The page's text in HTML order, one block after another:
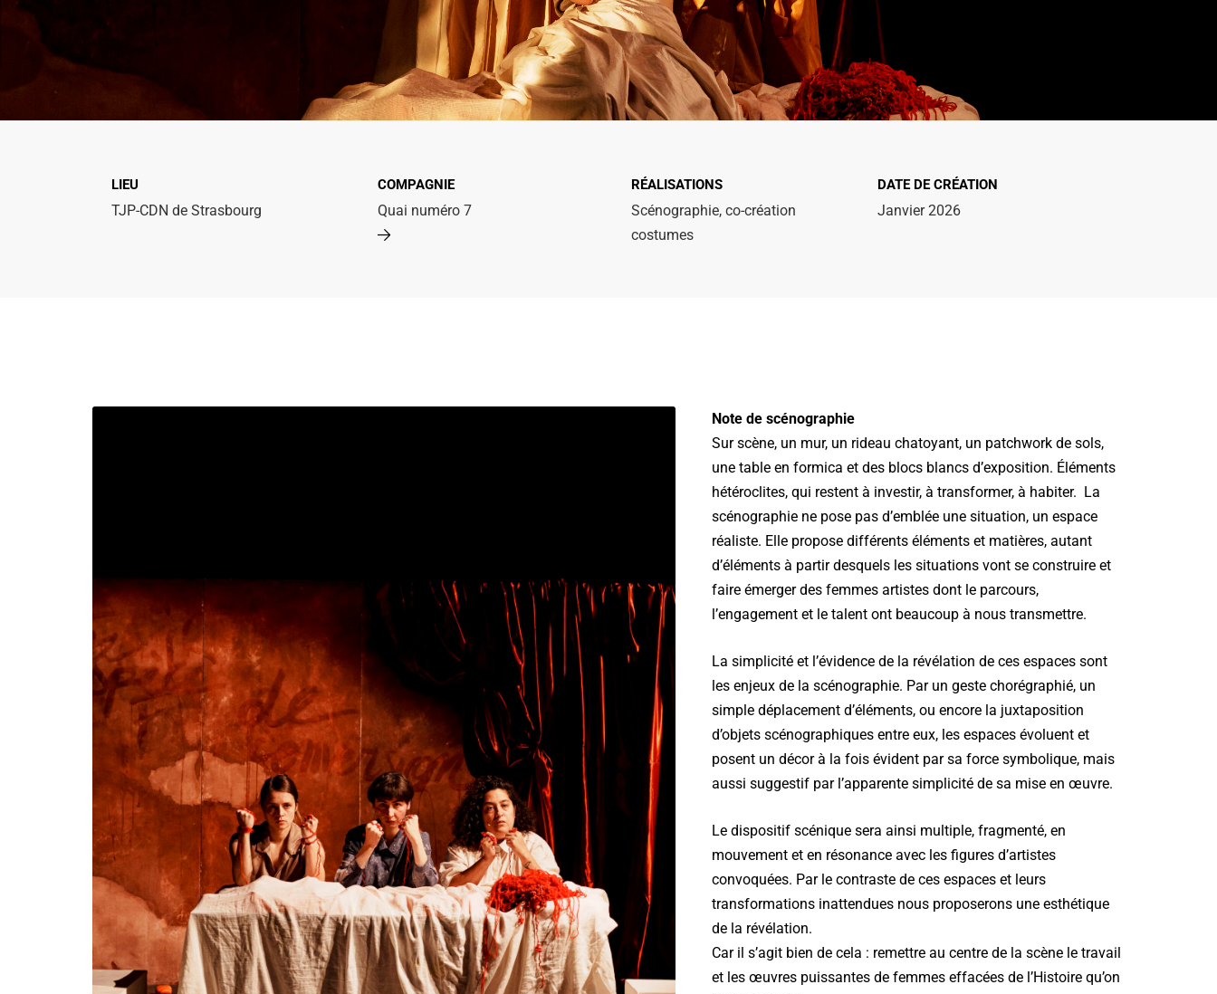
LIEU
TJP-CDN de Strasbourg
COMPAGNIE
Quai numéro 7
RÉALISATIONS
Scénographie, co-création
costumes
DATE DE CRÉATION
Janvier 2026
Note de scénographie
Sur scène, un mur, un rideau chatoyant, un patchwork de sols,
une table en formica et des blocs blancs d’exposition. Éléments
hétéroclites, qui restent à investir, à transformer, à habiter. La
scénographie ne pose pas d’emblée une situation, un espace
réaliste. Elle propose différents éléments et matières, autant
d’éléments à partir desquels les situations vont se construire et
faire émerger des femmes artistes dont le parcours,
l’engagement et le talent ont beaucoup à nous transmettre.
La simplicité et l’évidence de la révélation de ces espaces sont
les enjeux de la scénographie. Par un geste chorégraphié, un
simple déplacement d’éléments, ou encore la juxtaposition
d’objets scénographiques entre eux, les espaces évoluent et
posent un décor à la fois évident par sa force symbolique, mais
aussi suggestif par l’apparente simplicité de sa mise en œuvre.
Le dispositif scénique sera ainsi multiple, fragmenté, en
mouvement et en résonance avec les figures d’artistes
convoquées. Par le contraste de ces espaces et leurs
transformations inattendues nous proposerons une esthétique
de la révélation.
Car il s’agit bien de cela : remettre au centre de la scène le travail
et les œuvres puissantes de femmes effacées de l’Histoire qu’on